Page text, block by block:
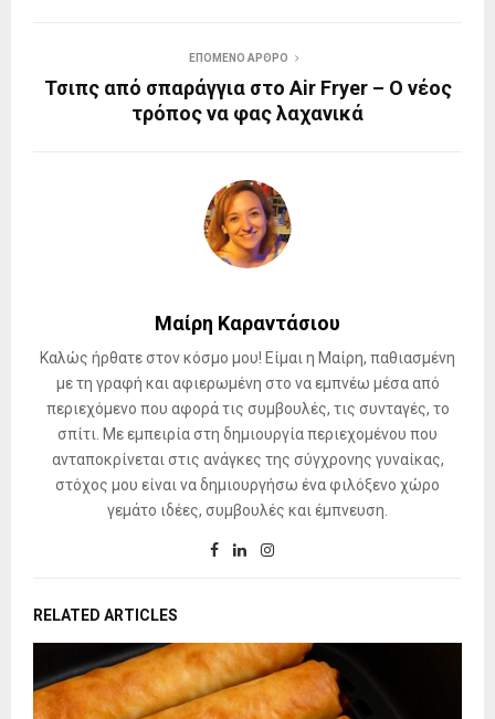
ΕΠΌΜΕΝΟ ΆΡΘΡΟ
Τσιπς από σπαράγγια στο Air Fryer – Ο νέος
τρόπος να φας λαχανικά
Μαίρη Καραντάσιου
Καλώς ήρθατε στον κόσμο μου! Είμαι η Μαίρη, παθιασμένη
με τη γραφή και αφιερωμένη στο να εμπνέω μέσα από
περιεχόμενο που αφορά τις συμβουλές, τις συνταγές, το
σπίτι. Με εμπειρία στη δημιουργία περιεχομένου που
ανταποκρίνεται στις ανάγκες της σύγχρονης γυναίκας,
στόχος μου είναι να δημιουργήσω ένα φιλόξενο χώρο
γεμάτο ιδέες, συμβουλές και έμπνευση.
RELATED ARTICLES